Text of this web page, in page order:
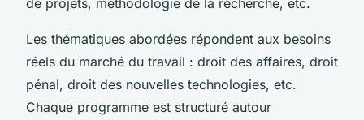
Les thématiques abordées répondent aux besoins
réels du marché du travail : droit des affaires, droit
pénal, droit des nouvelles technologies, etc.
Chaque programme est structuré autour